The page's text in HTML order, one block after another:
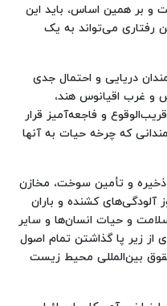
و بر همین اساس، باید این
رفتاری می‌تواند به یک
دریایی و احتمال جدی
و غرب اقیانوس هند،
و فاجعه‌آمیز قرار
که چرخه حیات به آنها
و تأمین سوخت، مخازن
آلودگی‌های کشنده و باران
و حیات انسان‌ها و سایر
زیر پا گذاشتن تمام اصول
بین‌المللی محیط زیست